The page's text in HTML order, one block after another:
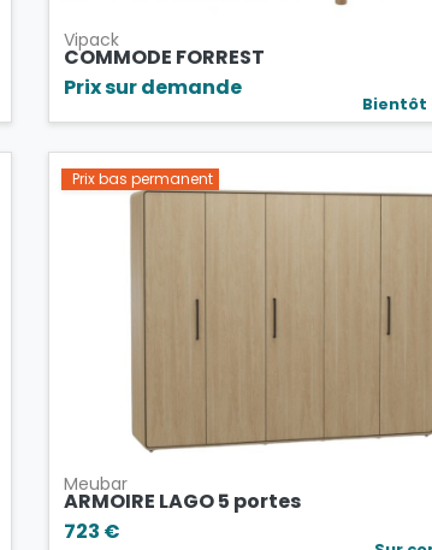
Vipack
COMMODE FORREST
Prix sur demande
Bientôt
Prix bas permanent
Meubar
ARMOIRE LAGO 5 portes
723 €